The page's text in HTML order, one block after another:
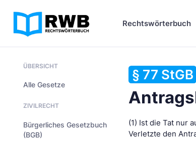
Rechtswörterbuch
ÜBERSICHT
Alle Gesetze
ZIVILRECHT
Bürgerliches Gesetzbuch
(BGB)
§ 77 StGB
(1) Ist die Tat nur
Verletzte den